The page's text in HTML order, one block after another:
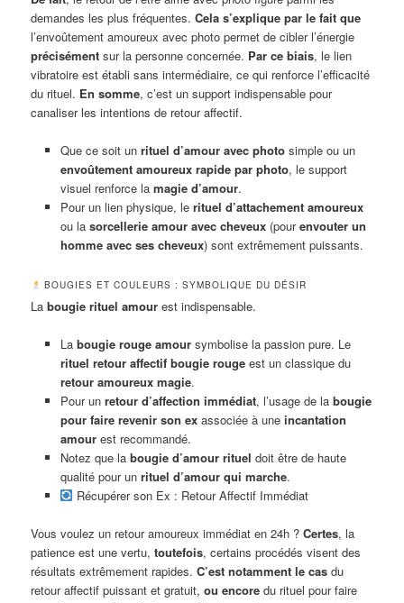
demandes les plus fréquentes.Cela s’explique par le fait que
l’envoûtement amoureux avec photo permet de cibler l’énergie
précisément sur la personne concernée. Par ce biais, le lien
vibratoire est établi sans intermédiaire, ce qui renforce l’efficacité
du rituel. En somme, c’est un support indispensable pour
canaliser les intentions de retour affectif.
Que ce soit un rituel d’amour avec photosimple ou un
envoûtement amoureux rapide par photo, le support
visuel renforce la magie d’amour.
Pour un lien physique, le rituel d’attachement amoureux
ou la sorcellerie amour avec cheveux(pourenvouter un
homme avec ses cheveux) sont extrêmement puissants.
BOUGIES ET COULEURS : SYMBOLIQUE DU DÉSIR
Labougie rituel amour est indispensable.
La bougie rouge amoursymbolise la passion pure. Le
rituel retour affectif bougie rougeest un classique du
retour amoureux magie.
Pour un retour d’affection immédiat, l’usage de la bougie
pour faire revenir son exassociée à une incantation
amourest recommandé.
Notez que la bougie d’amour rituel doit être de haute
qualité pour un rituel d’amour qui marche.
Récupérer son Ex : Retour Affectif Immédiat
Vous voulez un retour amoureux immédiat en 24h ?Certes, la
patience est une vertu,toutefois, certains procédés visent des
résultats extrêmement rapides.C’est notamment le cas du
retour affectif puissant et gratuit,ou encore du rituel pour faire